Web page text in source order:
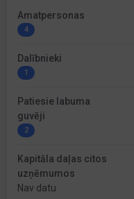
Amatpersonas
4
Dalībnieki
1
Patiesie labuma
guvēji
2
Kapitāla daļas citos
uzņēmumos
Nav datu